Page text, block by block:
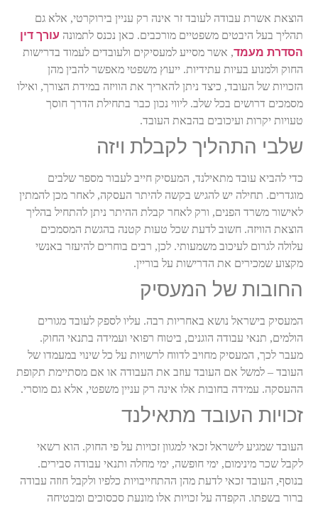
הוצאת אשרת עבודה לעובד זר אינה רק עניין בירוקרטי, אלא גם
תהליך בעל היבטים משפטיים מורכבים. כאן נכנס לתמונה עורך דין
הסדרת מעמד, אשר מסייע למעסיקים ולעובדים לעמוד בדרישות
החוק ולמנוע בעיות עתידיות. ייעוץ משפטי מאפשר להבין מהן
הזכויות של העובד, כיצד ניתן להאריך את הוויזה במידת הצורך, ואילו
מסמכים דרושים בכל שלב. ליווי נכון כבר בתחילת הדרך חוסך
טעויות יקרות ועיכובים בהבאת העובד.
שלבי התהליך לקבלת ויזה
כדי להביא עובד מתאילנד, המעסיק חייב לעבור מספר שלבים
מוגדרים. תחילה יש להגיש בקשה להיתר העסקה, לאחר מכן להמתין
לאישור משרד הפנים, ורק לאחר קבלת ההיתר ניתן להתחיל בהליך
הוצאת הוויזה. חשוב לדעת שכל טעות קטנה בהגשת המסמכים
עלולה לגרום לעיכוב משמעותי. לכן, רבים בוחרים להיעזר באנשי
מקצוע שמכירים את הדרישות על בוריין.
החובות של המעסיק
המעסיק בישראל נושא באחריות רבה. עליו לספק לעובד מגורים
הולמים, תנאי עבודה הוגנים, ביטוח רפואי ועמידה בתנאי החוק.
מעבר לכך, המעסיק מחויב לדווח לרשויות על כל שינוי במעמדו של
העובד – למשל אם העובד עוזב את העבודה או אם מסתיימת תקופת
ההעסקה. עמידה בחובות אלו אינה רק עניין משפטי, אלא גם מוסרי.
זכויות העובד מתאילנד
העובד שמגיע לישראל זכאי למגוון זכויות על פי החוק. הוא רשאי
לקבל שכר מינימום, ימי חופשה, ימי מחלה ותנאי עבודה סבירים.
בנוסף, העובד זכאי לדעת מהן ההתחייבויות כלפיו ולקבל חוזה עבודה
ברור בשפתו. הקפדה על זכויות אלו מונעת סכסוכים ומבטיחה